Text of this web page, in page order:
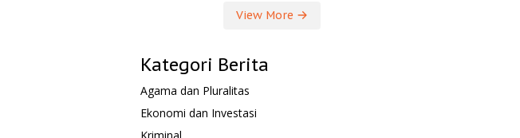
View More
Kategori Berita
Agama dan Pluralitas
Ekonomi dan Investasi